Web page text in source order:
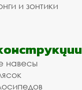
и зонтики
навесы